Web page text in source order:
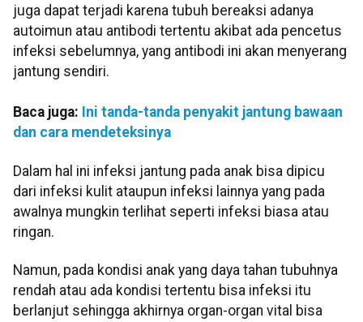
juga dapat terjadi karena tubuh bereaksi adanya
autoimun atau antibodi tertentu akibat ada pencetus
infeksi sebelumnya, yang antibodi ini akan menyerang
jantung sendiri.
Baca juga: Ini tanda-tanda penyakit jantung bawaan
dan cara mendeteksinya
Dalam hal ini infeksi jantung pada anak bisa dipicu
dari infeksi kulit ataupun infeksi lainnya yang pada
awalnya mungkin terlihat seperti infeksi biasa atau
ringan.
Namun, pada kondisi anak yang daya tahan tubuhnya
rendah atau ada kondisi tertentu bisa infeksi itu
berlanjut sehingga akhirnya organ-organ vital bisa